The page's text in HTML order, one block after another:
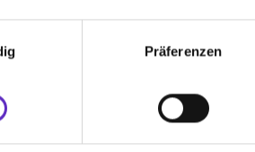
zur technischen Funktion
Einstellungen zu speichern (
Informationen zu deiner
und um Inhalte und
Informationen möglicherweise mit
Präferenzen
Wusstest du schon,